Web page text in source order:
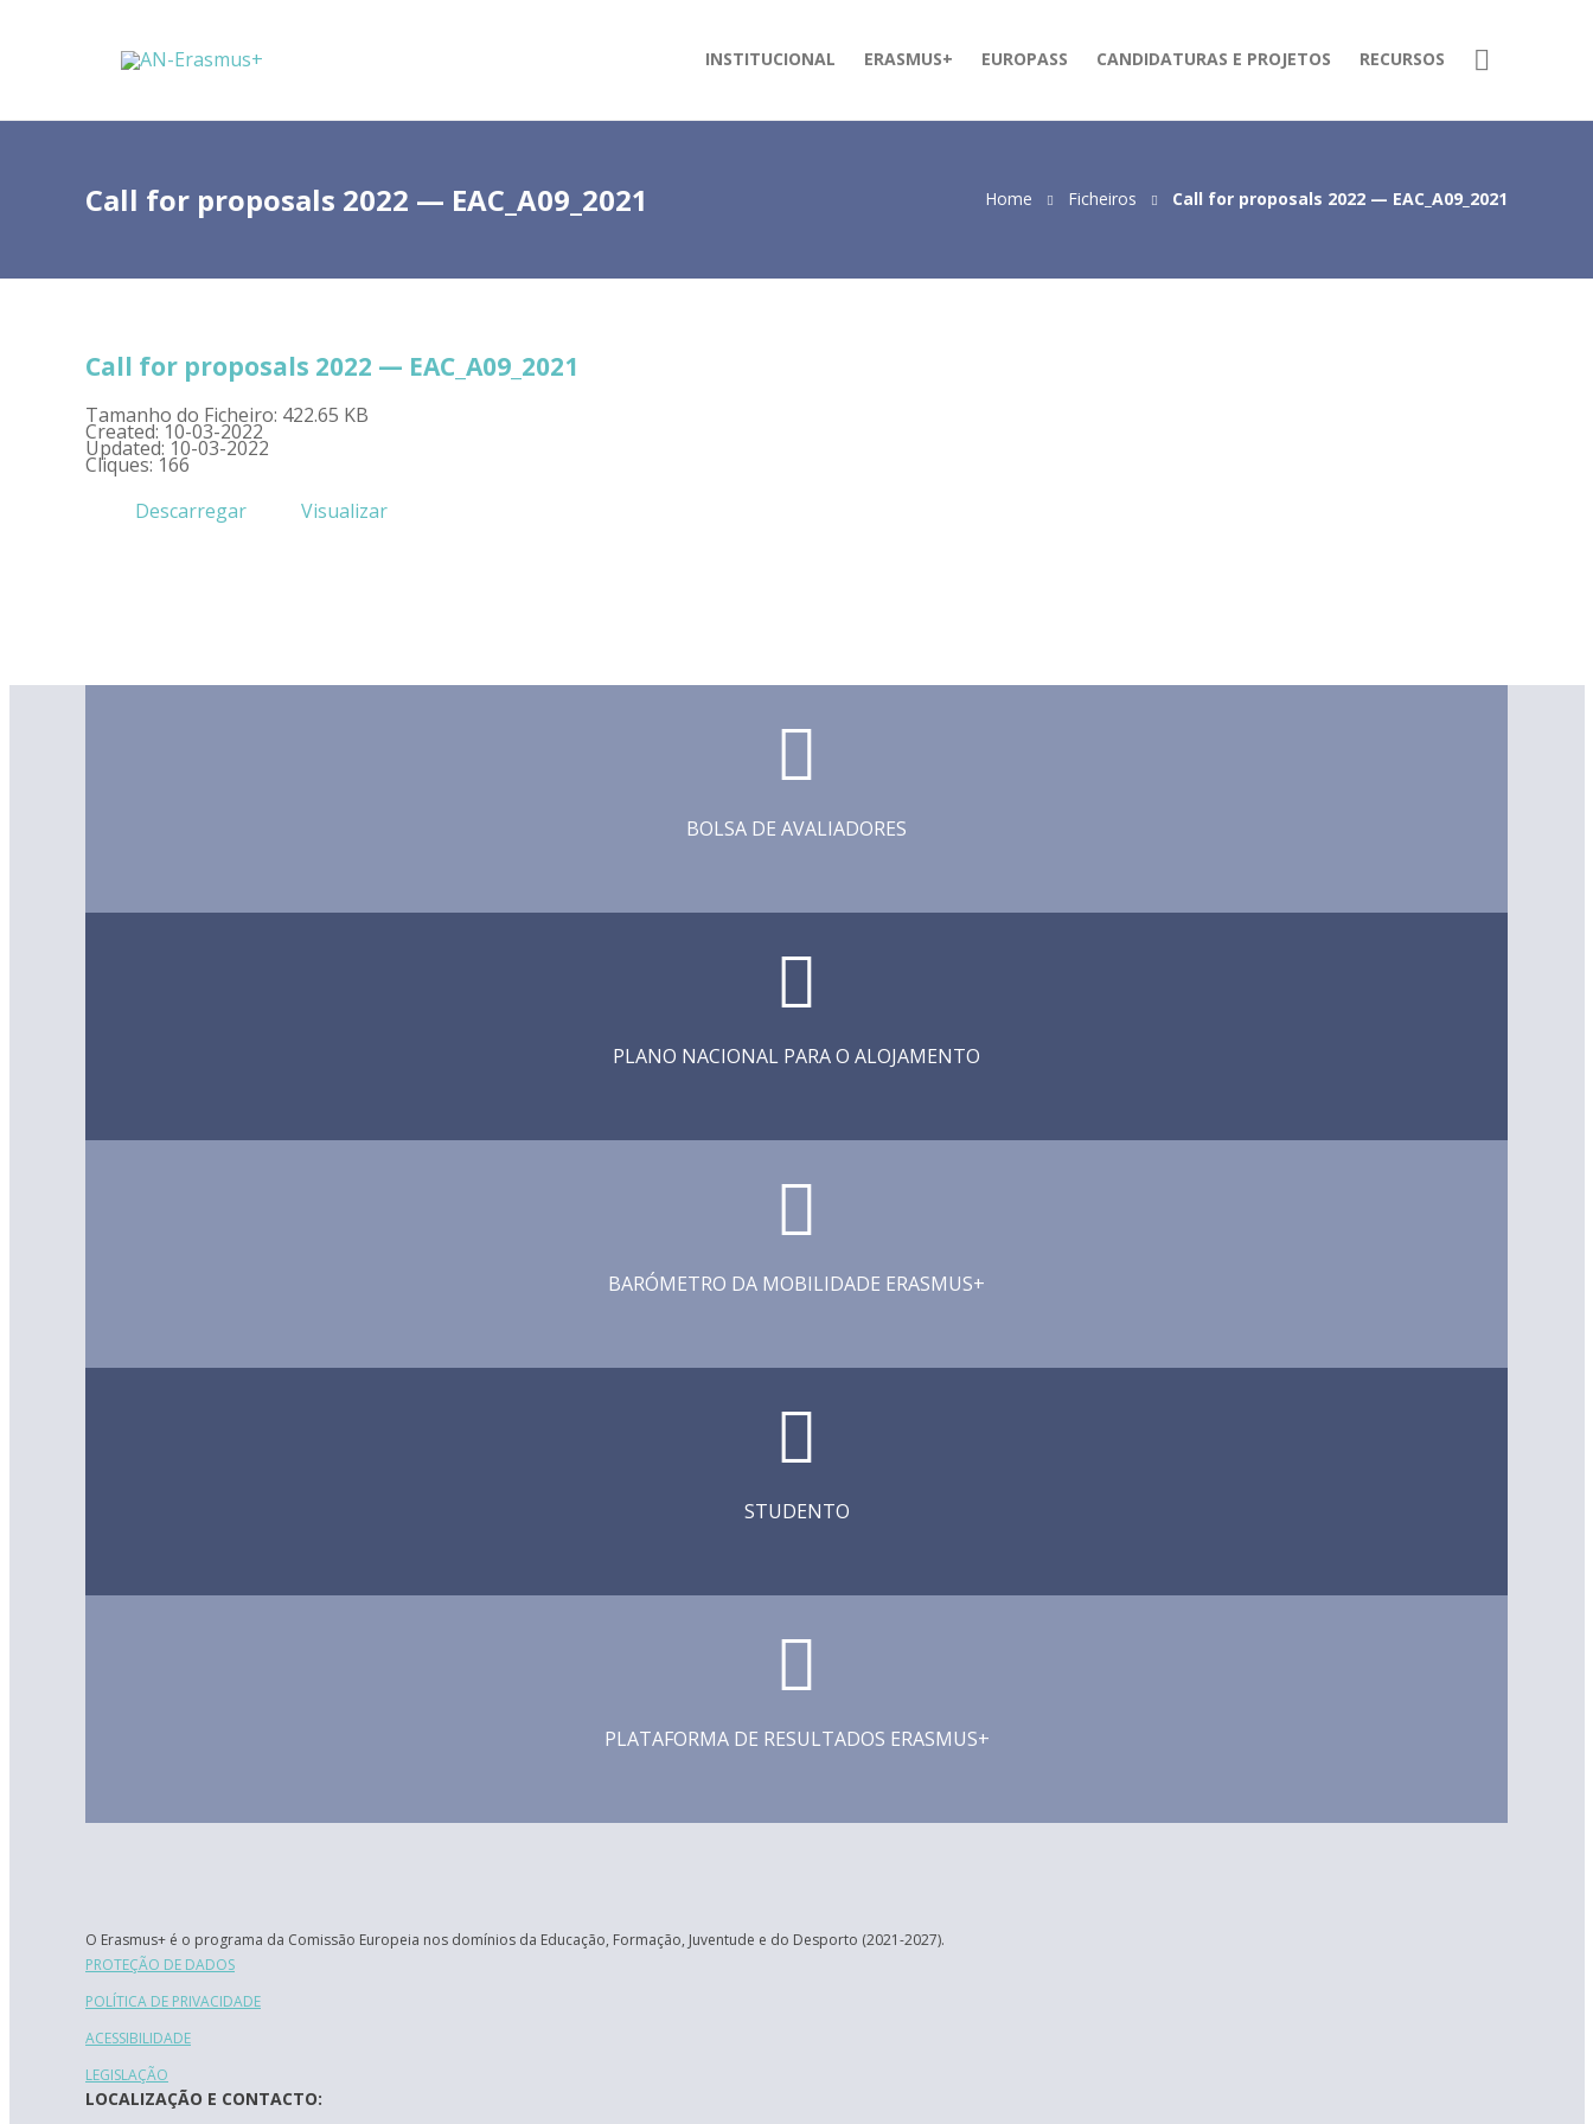
INSTITUCIONAL ERASMUS+ EUROPASS CANDIDATURAS E PROJETOS RECURSOS
Call for proposals 2022 — EAC_A09_2021 Home Ficheiros Call for proposals 2022 — EAC_A09_2021
Call for proposals 2022 — EAC_A09_2021
Tamanho do Ficheiro: 422.65 KB
Created: 10-03-2022
Updated: 10-03-2022
Cliques: 166
Descarregar
Visualizar
BOLSA DE AVALIADORES
PLANO NACIONAL PARA O ALOJAMENTO
BARÓMETRO DA MOBILIDADE ERASMUS+
STUDENTO
PLATAFORMA DE RESULTADOS ERASMUS+
O Erasmus+ é o programa da Comissão Europeia nos domínios da Educação, Formação, Juventude e do Desporto (2021-2027).
PROTEÇÃO DE DADOS
POLÍTICA DE PRIVACIDADE
ACESSIBILIDADE
LEGISLAÇÃO
LOCALIZAÇÃO E CONTACTO: